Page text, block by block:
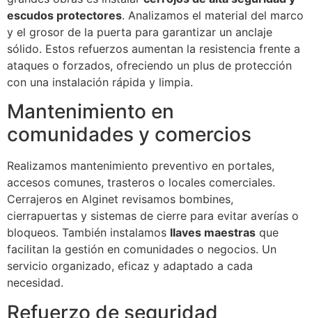
escudos protectores. Analizamos el material del marco
y el grosor de la puerta para garantizar un anclaje
sólido. Estos refuerzos aumentan la resistencia frente a
ataques o forzados, ofreciendo un plus de protección
con una instalación rápida y limpia.
Mantenimiento en
comunidades y comercios
Realizamos mantenimiento preventivo en portales,
accesos comunes, trasteros o locales comerciales.
Cerrajeros en Alginet revisamos bombines,
cierrapuertas y sistemas de cierre para evitar averías o
bloqueos. También instalamos llaves maestras que
facilitan la gestión en comunidades o negocios. Un
servicio organizado, eficaz y adaptado a cada
necesidad.
Refuerzo de seguridad